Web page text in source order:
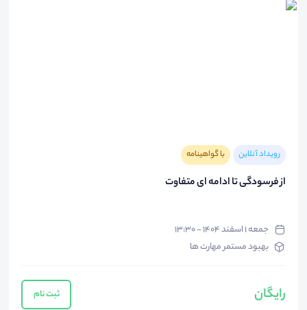
رویداد آنلاین با گواهینامه
از فرسودگی تا ادامه ای متفاوت
جمعه ۱ اسفند ۱۴۰۴ - ۱۳:۳۰
بهبود مستمر مهارت ها
رایگان ثبت نام